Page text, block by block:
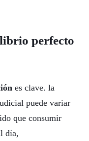
perfecto
es clave. la
puede variar
que consumir
día,